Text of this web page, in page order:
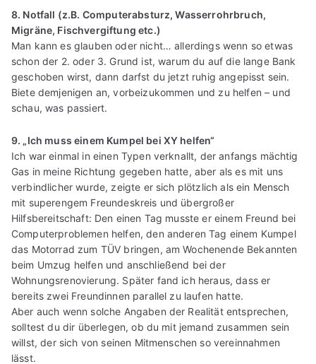
8. Notfall (z.B. Computerabsturz, Wasserrohrbruch,
Migräne, Fischvergiftung etc.)
Man kann es glauben oder nicht… allerdings wenn so etwas
schon der 2. oder 3. Grund ist, warum du auf die lange Bank
geschoben wirst, dann darfst du jetzt ruhig angepisst sein.
Biete demjenigen an, vorbeizukommen und zu helfen – und
schau, was passiert.
9. „Ich muss einem Kumpel bei XY helfen“
Ich war einmal in einen Typen verknallt, der anfangs mächtig
Gas in meine Richtung gegeben hatte, aber als es mit uns
verbindlicher wurde, zeigte er sich plötzlich als ein Mensch
mit superengem Freundeskreis und übergroßer
Hilfsbereitschaft: Den einen Tag musste er einem Freund bei
Computerproblemen helfen, den anderen Tag einem Kumpel
das Motorrad zum TÜV bringen, am Wochenende Bekannten
beim Umzug helfen und anschließend bei der
Wohnungsrenovierung. Später fand ich heraus, dass er
bereits zwei Freundinnen parallel zu laufen hatte.
Aber auch wenn solche Angaben der Realität entsprechen,
solltest du dir überlegen, ob du mit jemand zusammen sein
willst, der sich von seinen Mitmenschen so vereinnahmen
lässt.